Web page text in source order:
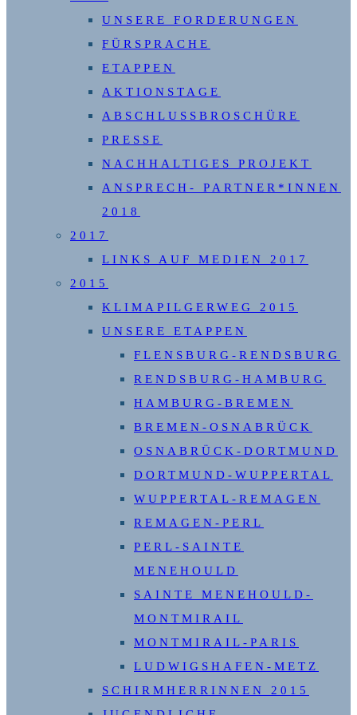
UNSERE FORDERUNGEN
FÜRSPRACHE
ETAPPEN
AKTIONSTAGE
ABSCHLUSSBROSCHÜRE
PRESSE
NACHHALTIGES PROJEKT
ANSPRECH- PARTNER*INNEN
2018
2017
LINKS AUF MEDIEN 2017
2015
KLIMAPILGERWEG 2015
UNSERE ETAPPEN
FLENSBURG-RENDSBURG
RENDSBURG-HAMBURG
HAMBURG-BREMEN
BREMEN-OSNABRÜCK
OSNABRÜCK-DORTMUND
DORTMUND-WUPPERTAL
WUPPERTAL-REMAGEN
REMAGEN-PERL
PERL-SAINTE
MENEHOULD
SAINTE MENEHOULD-
MONTMIRAIL
MONTMIRAIL-PARIS
LUDWIGSHAFEN-METZ
SCHIRMHERRINNEN 2015